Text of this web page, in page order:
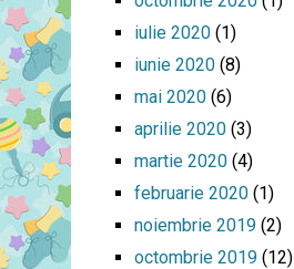
iulie 2020(1)
iunie 2020(8)
mai 2020(6)
aprilie 2020(3)
martie 2020(4)
februarie 2020(1)
noiembrie 2019(2)
octombrie 2019(12)